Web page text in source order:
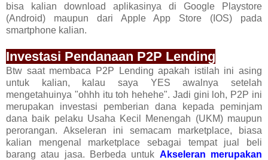
bisa kalian download aplikasinya di Google Playstore
(Android) maupun dari Apple App Store (IOS) pada
smartphone kalian.
Investasi Pendanaan P2P Lending
Btw saat membaca P2P Lending apakah istilah ini asing
untuk kalian, kalau saya YES awalnya setelah
mengetahuinya "ohhh itu toh hehehe". Jadi gini loh, P2P ini
merupakan investasi pemberian dana kepada peminjam
dana baik pelaku Usaha Kecil Menengah (UKM) maupun
perorangan. Akseleran ini semacam marketplace, biasa
kalian mengenal marketplace sebagai tempat jual beli
barang atau jasa. Berbeda untuk Akseleran merupakan